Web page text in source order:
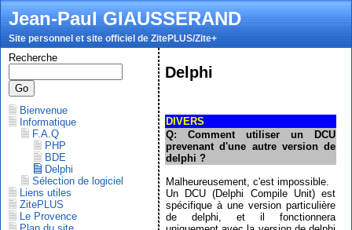
Jean-Paul GIAUSSERAND
Site personnel et site officiel de ZitePLUS/Zite+
Recherche
Bienvenue
Informatique
F.A.Q
PHP
BDE
Delphi
Sélection de logiciel
Liens utiles
ZitePLUS
Le Provence
Delphi
DIVERS
Q: Comment utiliser un DCU
prevenant d'une autre version de
delphi ?
Malheureusement, c'est impossible.
Un DCU (Delphi Compile Unit) est
spécifique à une version particulière
de delphi, et il fonctionnera